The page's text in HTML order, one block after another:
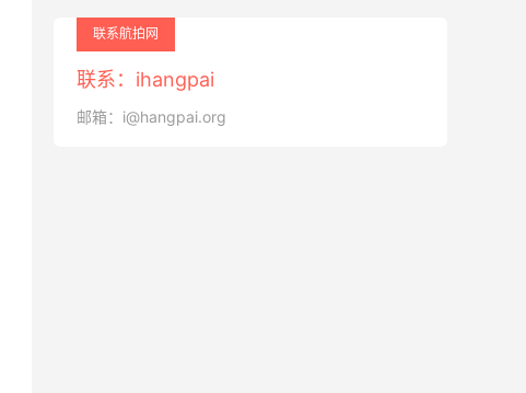
联系航拍网
联系：ihangpai
邮箱：i@hangpai.org